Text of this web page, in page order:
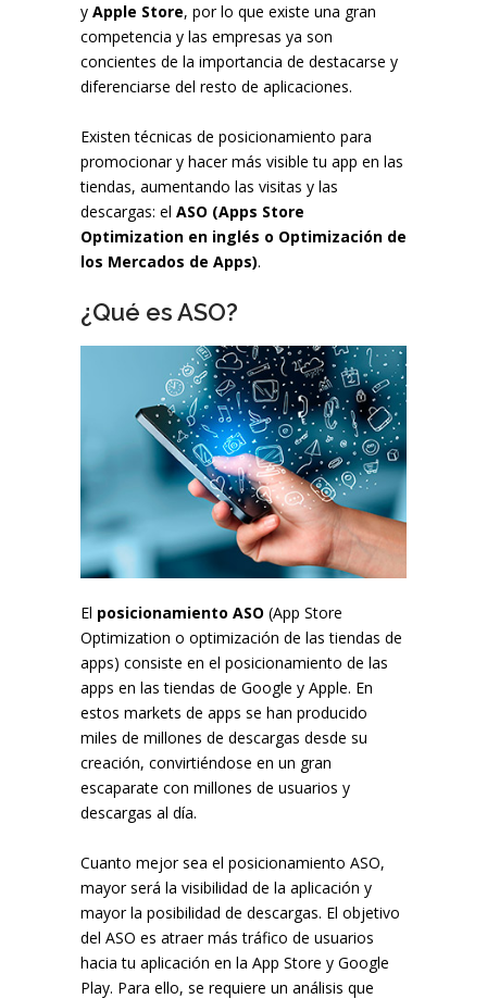
y Apple Store, por lo que existe una gran
competencia y las empresas ya son
concientes de la importancia de destacarse y
diferenciarse del resto de aplicaciones.
Existen técnicas de posicionamiento para
promocionar y hacer más visible tu app en las
tiendas, aumentando las visitas y las
descargas: el ASO (Apps Store
Optimization en inglés o Optimización de
los Mercados de Apps).
¿Qué es ASO?
El posicionamiento ASO (App Store
Optimization o optimización de las tiendas de
apps) consiste en el posicionamiento de las
apps en las tiendas de Google y Apple. En
estos markets de apps se han producido
miles de millones de descargas desde su
creación, convirtiéndose en un gran
escaparate con millones de usuarios y
descargas al día.
Cuanto mejor sea el posicionamiento ASO,
mayor será la visibilidad de la aplicación y
mayor la posibilidad de descargas. El objetivo
del ASO es atraer más tráfico de usuarios
hacia tu aplicación en la App Store y Google
Play. Para ello, se requiere un análisis que